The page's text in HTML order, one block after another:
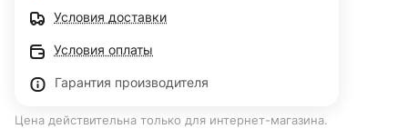
Условия доставки
Условия оплаты
Гарантия производителя
Цена действительна только для интернет-магазина.